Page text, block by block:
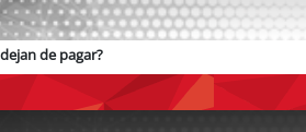
de pagar?